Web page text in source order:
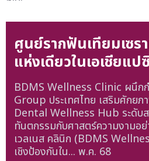
ศูนย์รากฟันเทียมเซร
แห่งเดียวในเอเชียแป
BDMS Wellness Clinic ผนึก
Group ประเทศไทย เสริมศักย
Dental Wellness Hub ระดับส
ทันตกรรมกับศาสตร์ความงามอ
เวลเนส คลินิก (BDMS
เชิงป้องกันใน... พ.ค. 68